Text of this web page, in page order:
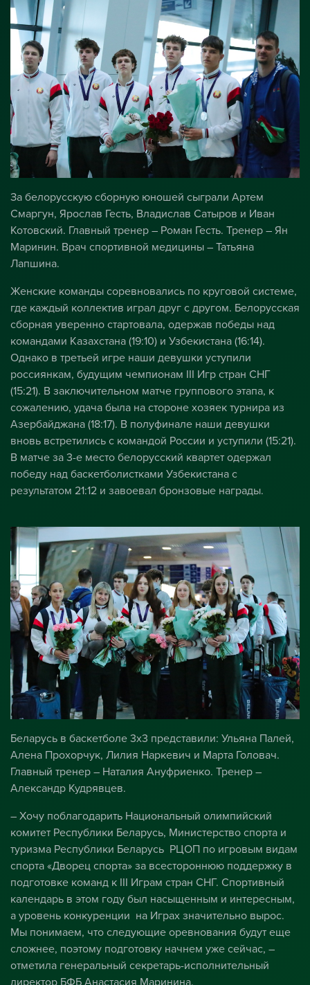
За белорусскую сборную юношей сыграли Артем
Смаргун, Ярослав Гесть, Владислав Сатыров и Иван
Котовский. Главный тренер – Роман Гесть. Тренер – Ян
Маринин. Врач спортивной медицины – Татьяна
Лапшина.
Женские команды соревновались по круговой системе,
где каждый коллектив играл друг с другом. Белорусская
сборная уверенно стартовала, одержав победы над
командами Казахстана (19:10) и Узбекистана (16:14).
Однако в третьей игре наши девушки уступили
россиянкам, будущим чемпионам III Игр стран СНГ
(15:21). В заключительном матче группового этапа, к
сожалению, удача была на стороне хозяек турнира из
Азербайджана (18:17). В полуфинале наши девушки
вновь встретились с командой России и уступили (15:21).
В матче за 3-е место белорусский квартет одержал
победу над баскетболистками Узбекистана с
результатом 21:12 и завоевал бронзовые награды.
Беларусь в баскетболе 3x3 представили: Ульяна Палей,
Алена Прохорчук, Лилия Наркевич и Марта Головач.
Главный тренер – Наталия Ануфриенко. Тренер –
Александр Кудрявцев.
– Хочу поблагодарить Национальный олимпийский
комитет Республики Беларусь, Министерство спорта и
туризма Республики Беларусь РЦОП по игровым видам
спорта «Дворец спорта» за всестороннюю поддержку в
подготовке команд к III Играм стран СНГ. Спортивный
календарь в этом году был насыщенным и интересным,
а уровень конкуренции на Играх значительно вырос.
Мы понимаем, что следующие оревнования будут еще
сложнее, поэтому подготовку начнем уже сейчас, –
отметила генеральный секретарь-исполнительный